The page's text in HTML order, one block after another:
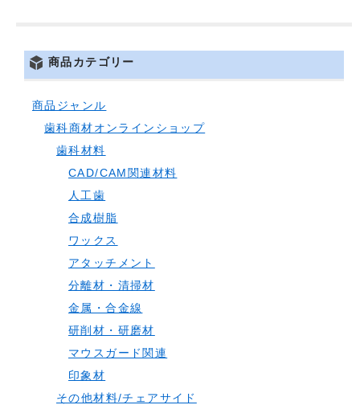
商品カテゴリー
商品ジャンル
歯科商材オンラインショップ
歯科材料
CAD/CAM関連材料
人工歯
合成樹脂
ワックス
アタッチメント
分離材・清掃材
金属・合金線
研削材・研磨材
マウスガード関連
印象材
その他材料/チェアサイド